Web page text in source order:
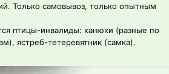
Только самовывоз, только опытным
птицы-инвалиды: канюки (разные по
ястреб-тетеревятник (самка).